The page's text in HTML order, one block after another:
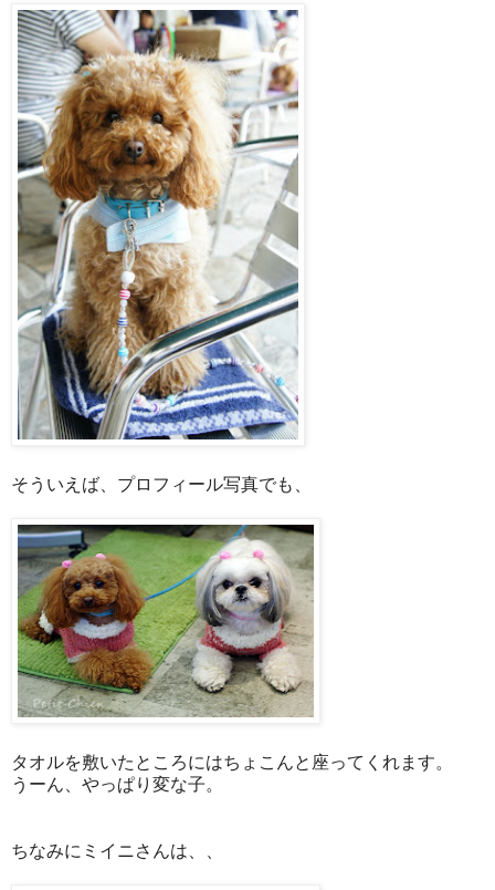
そういえば、プロフィール写真でも、
タオルを敷いたところにはちょこんと座ってくれます。
うーん、やっぱり変な子。
ちなみにミイニさんは、、